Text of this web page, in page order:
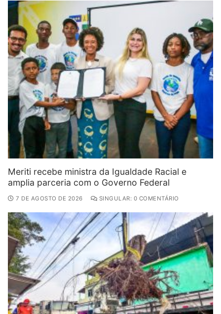
Meriti recebe ministra da Igualdade Racial e
amplia parceria com o Governo Federal
7 DE AGOSTO DE 2026 SINGULAR: 0 COMENTÁRIO